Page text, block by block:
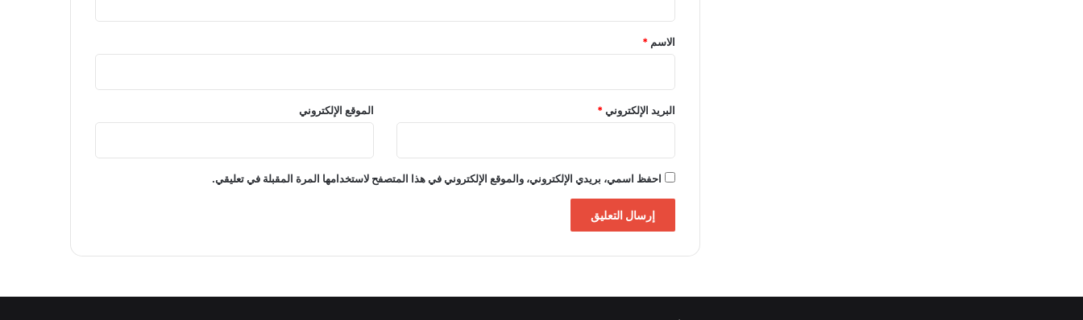
*
الاسم *
البريد الإلكتروني* الموقع الإلكتروني
احفظ اسمي، بريدي الإلكتروني، والموقع الإلكتروني في هذا المتصفح لاستخدامها المرة المقبلة في تعليقي.